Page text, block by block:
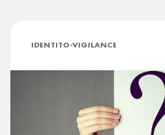
IDENTITO-VIGILANCE